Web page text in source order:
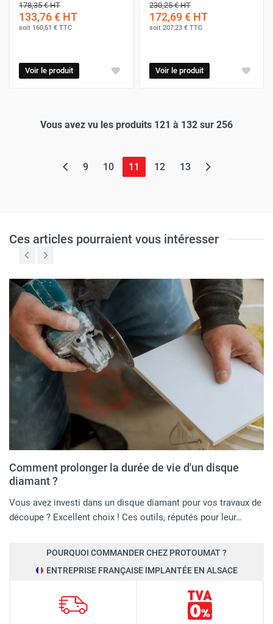
178,35 €HT
133,76 € HT
soit 160,51 € TTC
Voir le produit
230,25 €HT
172,69 € HT
soit 207,23 € TTC
Voir le produit
Vous avez vu les produits 121 à 132 sur 256
9 10 11 (page actuelle)
12 13
Ces articles pourraient vous intéresser
Comment prolonger la durée de vie d'un disque
diamant ?
Vous avez investi dans un disque diamant pour vos travaux de
découpe ? Excellent choix ! Ces outils, réputés pour leur…
POURQUOI COMMANDER CHEZ PROTOUMAT ?
ENTREPRISE FRANÇAISE IMPLANTÉE EN ALSACE